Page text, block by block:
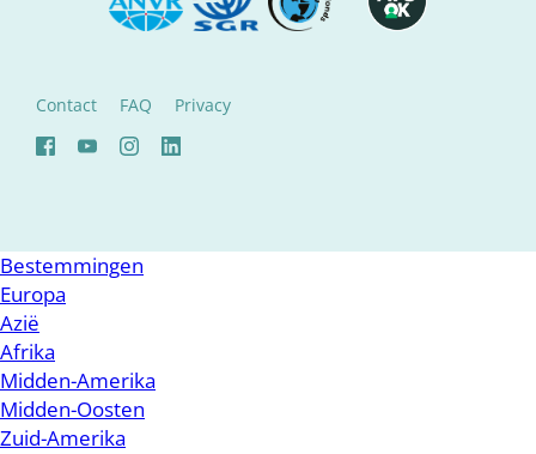
Contact FAQ Privacy
Bestemmingen
Europa
Azië
Afrika
Midden-Amerika
Midden-Oosten
Zuid-Amerika